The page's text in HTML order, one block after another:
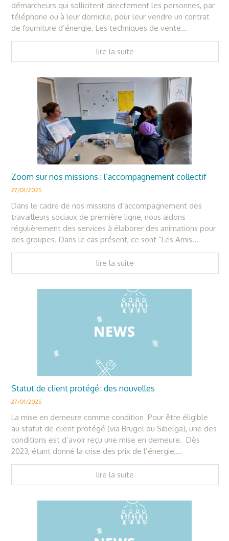
démarcheurs qui sollicitent directement les personnes, par
téléphone ou à leur domicile, pour leur vendre un contrat
de fourniture d’énergie. Les techniques de vente...
lire la suite
Zoom sur nos missions : l’accompagnement collectif
27/01/2025
Dans le cadre de nos missions d’accompagnement des
travailleurs sociaux de première ligne, nous aidons
régulièrement des services à élaborer des animations pour
des groupes. Dans le cas présent, ce sont “Les Amis...
lire la suite
Statut de client protégé : des nouvelles
27/01/2025
La mise en demeure comme condition Pour être éligible
au statut de client protégé (via Brugel ou Sibelga), une des
conditions est d’avoir reçu une mise en demeure. Dès
2023, étant donné la crise des prix de l’énergie,...
lire la suite